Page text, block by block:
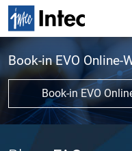
Book-in EVO
Book-in EVO